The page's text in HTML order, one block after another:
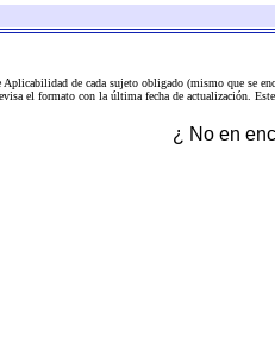
de cada sujeto obligado (mismo que se
el formato con la última fecha de actualización.
¿ No en